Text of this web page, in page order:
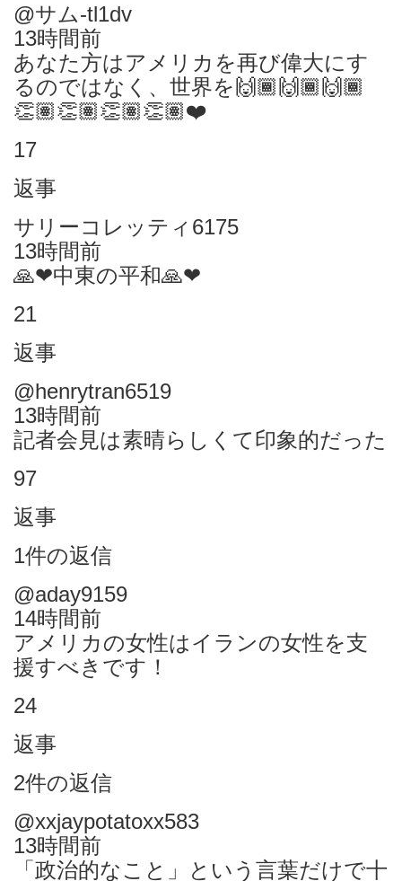
@サム-tl1dv
13時間前
あなた方はアメリカを再び偉大にす
るのではなく、世界を🙌🏾🙌🏾🙌🏾
👏🏽👏🏽👏🏽👏🏽❤️
17
返事
サリーコレッティ6175
13時間前
🙏❤中東の平和🙏❤
21
返事
@henrytran6519
13時間前
記者会見は素晴らしくて印象的だった
97
返事
1件の返信
@aday9159
14時間前
アメリカの女性はイランの女性を支
援すべきです！
24
返事
2件の返信
@xxjaypotatoxx583
13時間前
「政治的なこと」という言葉だけで十